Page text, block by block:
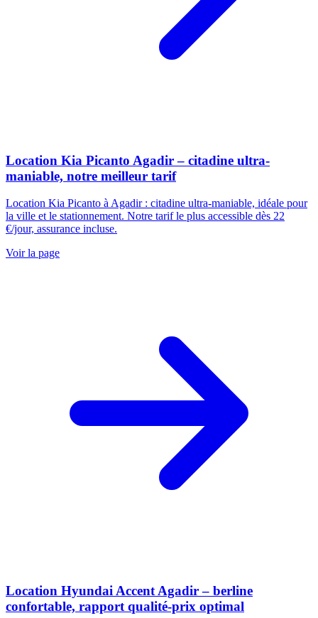
Location Kia Picanto Agadir – citadine ultra-
maniable, notre meilleur tarif
Location Kia Picanto à Agadir : citadine ultra-maniable, idéale pour
la ville et le stationnement. Notre tarif le plus accessible dès 22
€/jour, assurance incluse.
Voir la page
Location Hyundai Accent Agadir – berline
confortable, rapport qualité-prix optimal